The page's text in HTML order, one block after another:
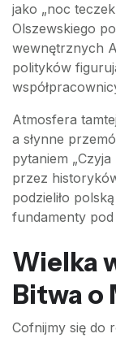
jako „noc
Olszewskiego
wewnętrznych
polityków
Atmosfera
a słynne
pytaniem
przez
podzieliło
fundamenty
Wielka
Bitwa o
Cofnijmy się do